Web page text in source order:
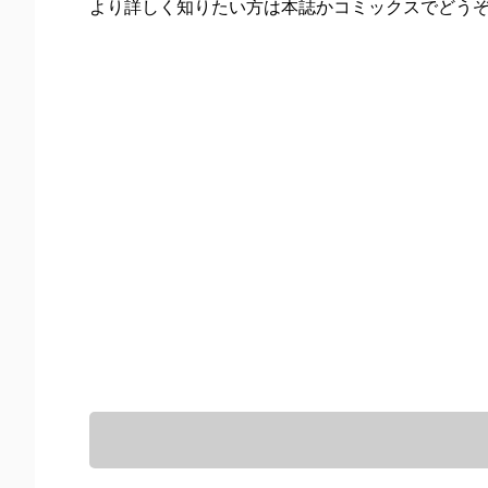
より詳しく知りたい方は本誌かコミックスでどうぞ